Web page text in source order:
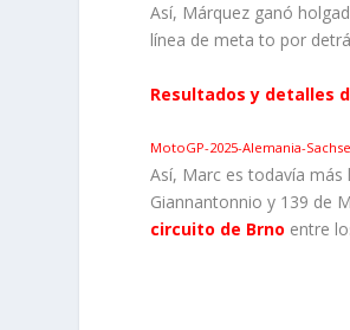
Así, Márquez ganó
línea de meta to por
Resultados y detalles
MotoGP-2025-Alemania-
Así, Marc es todavía
Giannantonnio y 139 de
circuito de Brno entre